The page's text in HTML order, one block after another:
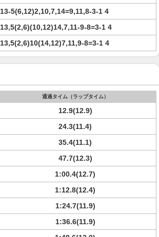
13-5(6,12)2,10,7,14=9,11,8-3-1 4
13,5(2,6)(10,12)14,7,11-9-8=3-1 4
13,5(2,6)10(14,12)7,11,9-8=3-1 4
通過タイム（ラップタイム）
12.9(12.9)
24.3(11.4)
35.4(11.1)
47.7(12.3)
1:00.4(12.7)
1:12.8(12.4)
1:24.7(11.9)
1:36.6(11.9)